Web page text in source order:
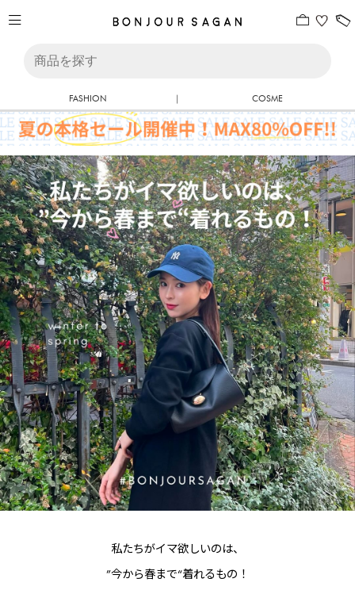
FASHION | COSME
私たちがイマ欲しいのは、
”今から春まで“着れるもの！